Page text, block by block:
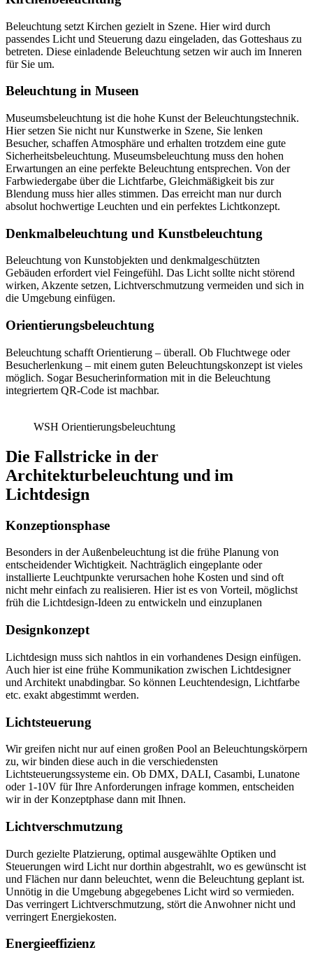
Beleuchtung setzt Kirchen gezielt in Szene. Hier wird durch
passendes Licht und Steuerung dazu eingeladen, das Gotteshaus zu
betreten. Diese einladende Beleuchtung setzen wir auch im Inneren
für Sie um.
Beleuchtung in Museen
Museumsbeleuchtung ist die hohe Kunst der Beleuchtungstechnik.
Hier setzen Sie nicht nur Kunstwerke in Szene, Sie lenken
Besucher, schaffen Atmosphäre und erhalten trotzdem eine gute
Sicherheitsbeleuchtung. Museumsbeleuchtung muss den hohen
Erwartungen an eine perfekte Beleuchtung entsprechen. Von der
Farbwiedergabe über die Lichtfarbe, Gleichmäßigkeit bis zur
Blendung muss hier alles stimmen. Das erreicht man nur durch
absolut hochwertige Leuchten und ein perfektes Lichtkonzept.
Denkmalbeleuchtung und Kunstbeleuchtung
Beleuchtung von Kunstobjekten und denkmalgeschützten
Gebäuden erfordert viel Feingefühl. Das Licht sollte nicht störend
wirken, Akzente setzen, Lichtverschmutzung vermeiden und sich in
die Umgebung einfügen.
Orientierungsbeleuchtung
Beleuchtung schafft Orientierung – überall. Ob Fluchtwege oder
Besucherlenkung – mit einem guten Beleuchtungskonzept ist vieles
möglich. Sogar Besucherinformation mit in die Beleuchtung
integriertem QR-Code ist machbar.
WSH Orientierungsbeleuchtung
Die Fallstricke in der
Architekturbeleuchtung und im
Lichtdesign
Konzeptionsphase
Besonders in der Außenbeleuchtung ist die frühe Planung von
entscheidender Wichtigkeit. Nachträglich eingeplante oder
installierte Leuchtpunkte verursachen hohe Kosten und sind oft
nicht mehr einfach zu realisieren. Hier ist es von Vorteil, möglichst
früh die Lichtdesign-Ideen zu entwickeln und einzuplanen
Designkonzept
Lichtdesign muss sich nahtlos in ein vorhandenes Design einfügen.
Auch hier ist eine frühe Kommunikation zwischen Lichtdesigner
und Architekt unabdingbar. So können Leuchtendesign, Lichtfarbe
etc. exakt abgestimmt werden.
Lichtsteuerung
Wir greifen nicht nur auf einen großen Pool an Beleuchtungskörpern
zu, wir binden diese auch in die verschiedensten
Lichtsteuerungssysteme ein. Ob DMX, DALI, Casambi, Lunatone
oder 1-10V für Ihre Anforderungen infrage kommen, entscheiden
wir in der Konzeptphase dann mit Ihnen.
Lichtverschmutzung
Durch gezielte Platzierung, optimal ausgewählte Optiken und
Steuerungen wird Licht nur dorthin abgestrahlt, wo es gewünscht ist
und Flächen nur dann beleuchtet, wenn die Beleuchtung geplant ist.
Unnötig in die Umgebung abgegebenes Licht wird so vermieden.
Das verringert Lichtverschmutzung, stört die Anwohner nicht und
verringert Energiekosten.
Energieeffizienz